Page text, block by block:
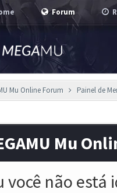
Forum
Mu Online Forum Painel de
Mu
você não